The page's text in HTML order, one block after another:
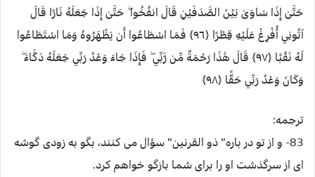
حَتَّىٰ إِذَا سَاوَىٰ بَيْنَ الصَّدَفَيْنِ قَالَ انفُخُوا ۖ حَتَّىٰ إِذَا جَعَلَهُ نَارًا قَالَ
آتُونِي أُفْرِغْ عَلَيْهِ قِطْرًا ﴿٩٦﴾ فَمَا اسْطَاعُوا أَن يَظْهَرُوهُ وَمَا اسْتَطَاعُوا
لَهُ نَقْبًا ﴿٩٧﴾ قَالَ هَٰذَا رَحْمَةٌ مِّن رَّبِّي ۖ فَإِذَا جَاءَ وَعْدُ رَبِّي جَعَلَهُ دَكَّاءَ ۖ
وَكَانَ وَعْدُ رَبِّي حَقًّا ﴿٩٨﴾
ترجمه:
83- و از تو در باره” ذو القرنين” سؤال مى كنند، بگو به زودى گوشه
اى از سرگذشت او را براى شما بازگو خواهم كرد.